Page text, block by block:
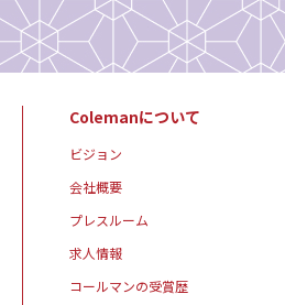
Colemanについて
ビジョン
会社概要
プレスルーム
求人情報
コールマンの受賞歴